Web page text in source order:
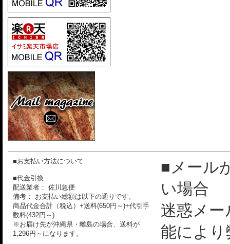
■お支払い方法について
■代金引換
配送業者： 佐川急便
備考： お支払い総額は以下の通りです。
商品代金合計（税込）+送料(650円～)+代引手
数料(432円～)
※お届け先が沖縄県・離島の場合、送料が
1,296円～になります。
■メール
い場合
迷惑メー
能によ